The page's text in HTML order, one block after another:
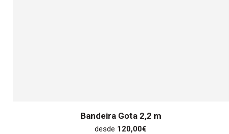
Bandeira Gota 2,2 m
desde 120,00€